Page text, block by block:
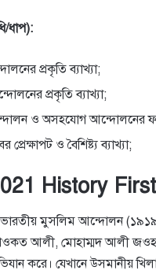
ধাপ):
প্রকৃতি ব্যাখ্যা;
প্রকৃতি ব্যাখ্যা;
ও অসহযােগ আন্দোলনের
প্রেক্ষাপট ও বৈশিষ্ট্য ব্যাখ্যা;
History
মুসলিম আন্দোলন
আলী, মোহাম্মদ আলী
করে। যেখানে উসমানীয়